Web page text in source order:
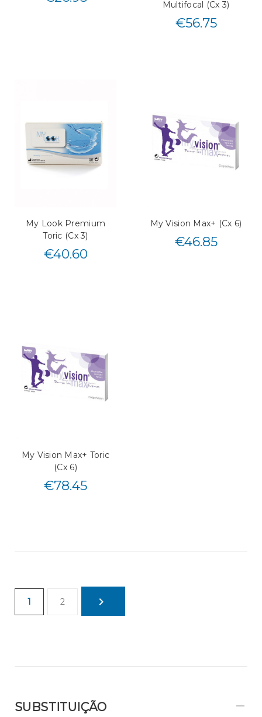
Multifocal (Cx 3)
€56.75
My Look Premium
Toric (Cx 3)
€40.60
My Vision Max+ (Cx 6)
€46.85
My Vision Max+ Toric
(Cx 6)
€78.45
1 2
SUBSTITUIÇÃO